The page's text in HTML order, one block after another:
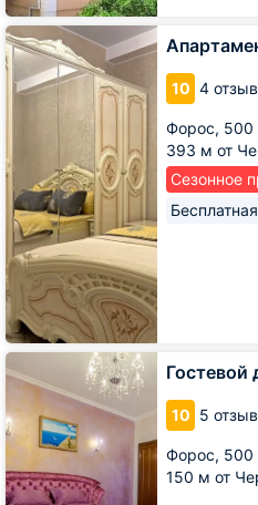
10 4
Форос, 500
393 м от
Сезонное
Апартаменты
Можживельник
10 5
Форос, 500
150 м от
Гостевой
дом